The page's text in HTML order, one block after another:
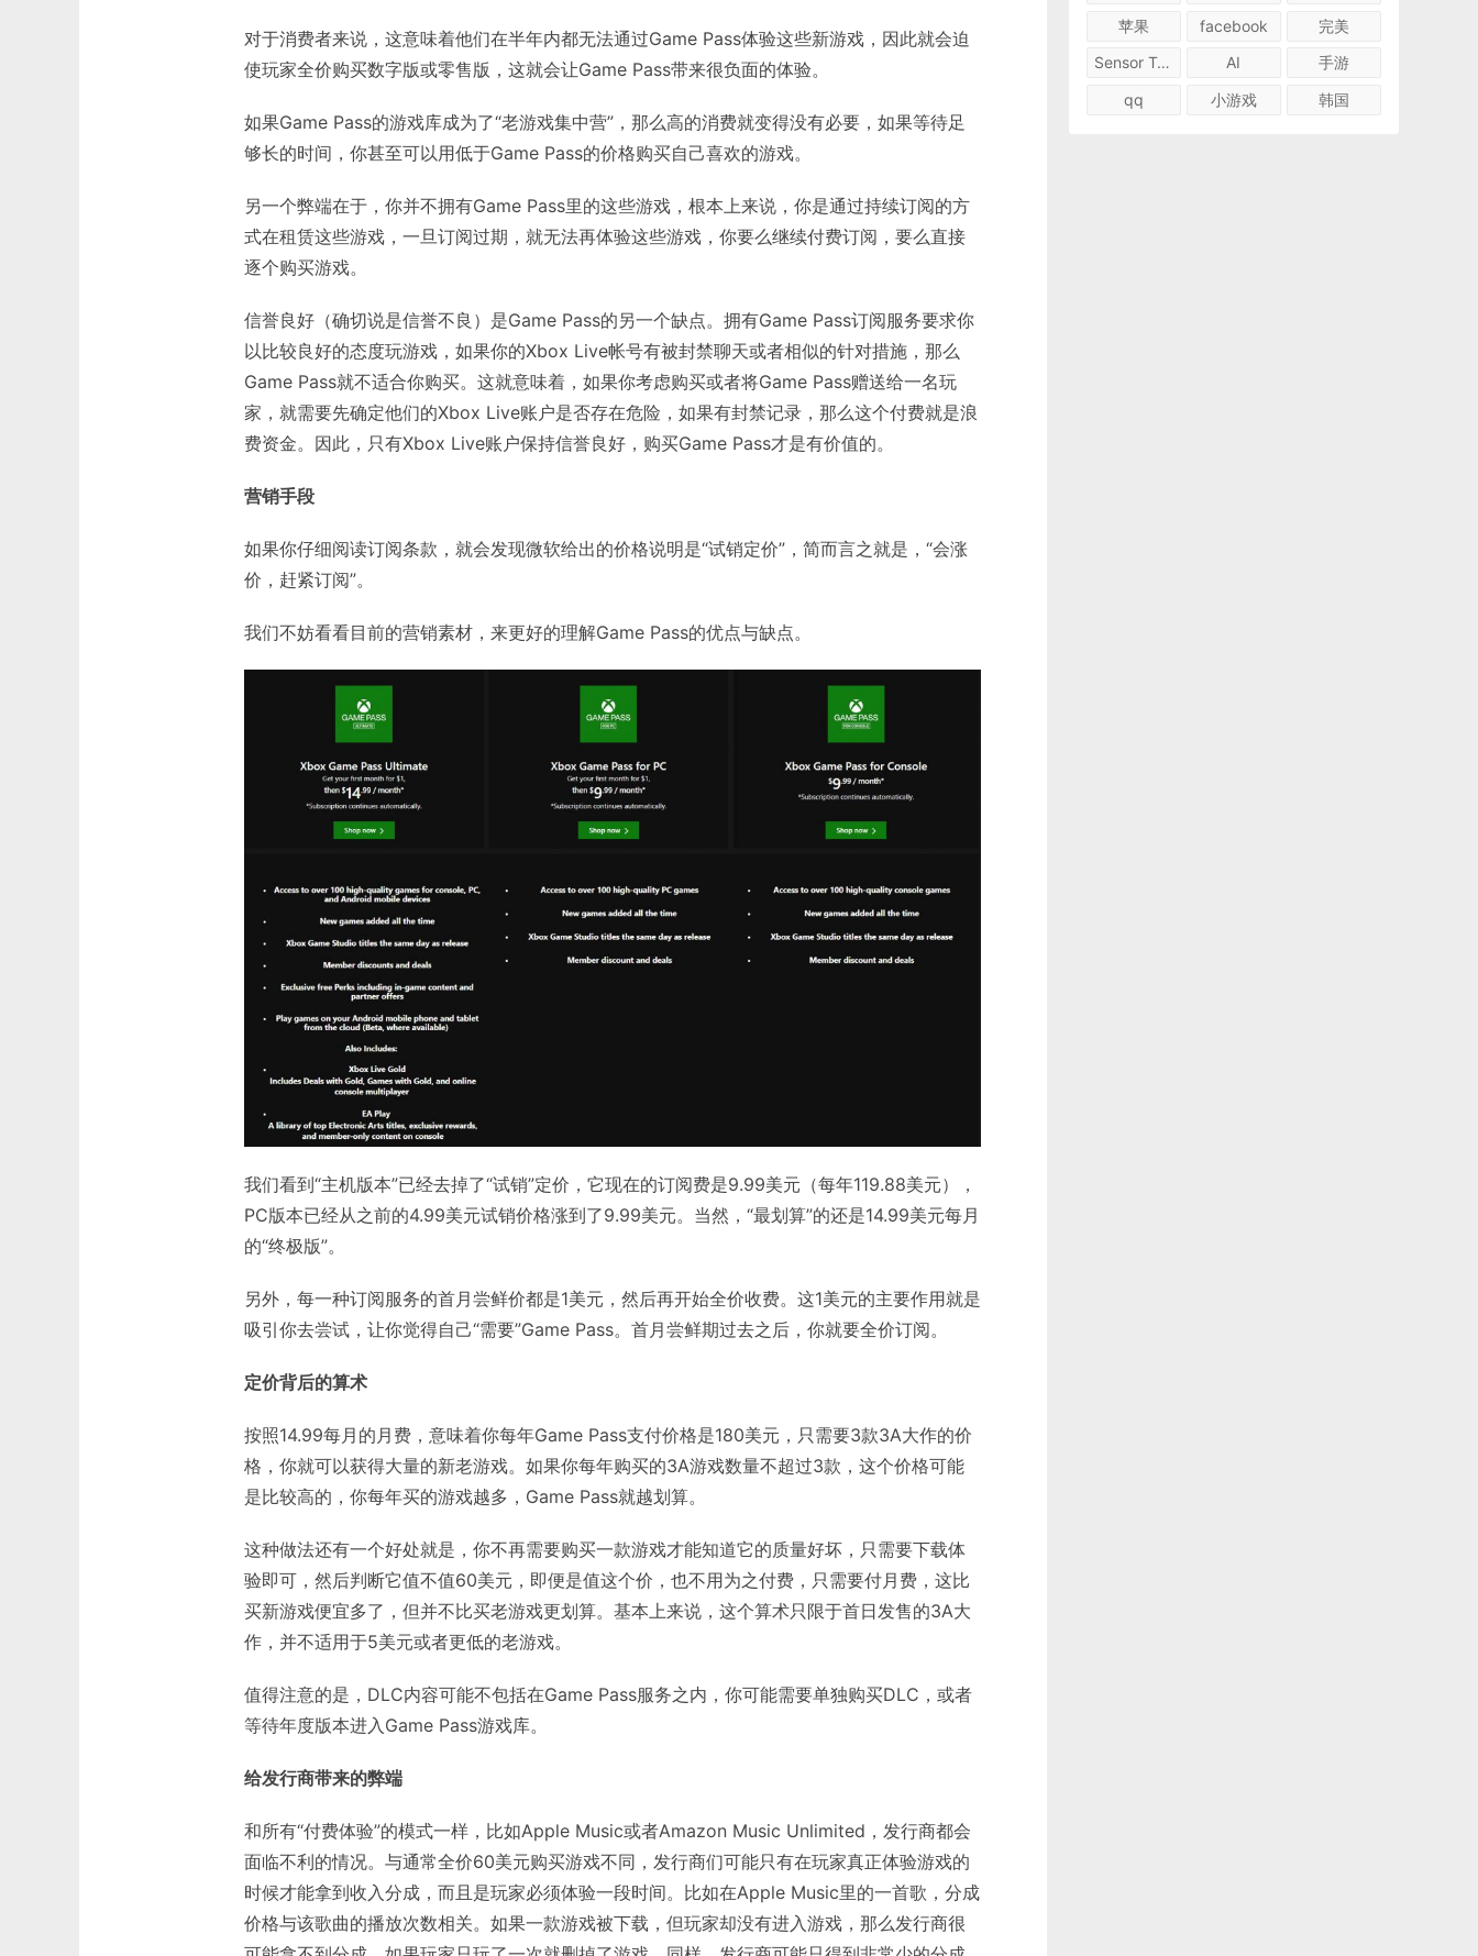
对于消费者来说，这意味着他们在半年内都无法通过Game Pass体验这些新游戏，因此就会迫
使玩家全价购买数字版或零售版，这就会让Game Pass带来很负面的体验。
如果Game Pass的游戏库成为了“老游戏集中营”，那么高的消费就变得没有必要，如果等待足
够长的时间，你甚至可以用低于Game Pass的价格购买自己喜欢的游戏。
另一个弊端在于，你并不拥有Game Pass里的这些游戏，根本上来说，你是通过持续订阅的方
式在租赁这些游戏，一旦订阅过期，就无法再体验这些游戏，你要么继续付费订阅，要么直接
逐个购买游戏。
信誉良好（确切说是信誉不良）是Game Pass的另一个缺点。拥有Game Pass订阅服务要求你
以比较良好的态度玩游戏，如果你的Xbox Live帐号有被封禁聊天或者相似的针对措施，那么
Game Pass就不适合你购买。这就意味着，如果你考虑购买或者将Game Pass赠送给一名玩
家，就需要先确定他们的Xbox Live账户是否存在危险，如果有封禁记录，那么这个付费就是浪
费资金。因此，只有Xbox Live账户保持信誉良好，购买Game Pass才是有价值的。
营销手段
如果你仔细阅读订阅条款，就会发现微软给出的价格说明是“试销定价”，简而言之就是，“会涨
价，赶紧订阅”。
我们不妨看看目前的营销素材，来更好的理解Game Pass的优点与缺点。
我们看到“主机版本”已经去掉了“试销”定价，它现在的订阅费是9.99美元（每年119.88美元），
PC版本已经从之前的4.99美元试销价格涨到了9.99美元。当然，“最划算”的还是14.99美元每月
的“终极版”。
另外，每一种订阅服务的首月尝鲜价都是1美元，然后再开始全价收费。这1美元的主要作用就是
吸引你去尝试，让你觉得自己“需要”Game Pass。首月尝鲜期过去之后，你就要全价订阅。
定价背后的算术
按照14.99每月的月费，意味着你每年Game Pass支付价格是180美元，只需要3款3A大作的价
格，你就可以获得大量的新老游戏。如果你每年购买的3A游戏数量不超过3款，这个价格可能
是比较高的，你每年买的游戏越多，Game Pass就越划算。
这种做法还有一个好处就是，你不再需要购买一款游戏才能知道它的质量好坏，只需要下载体
验即可，然后判断它值不值60美元，即便是值这个价，也不用为之付费，只需要付月费，这比
买新游戏便宜多了，但并不比买老游戏更划算。基本上来说，这个算术只限于首日发售的3A大
作，并不适用于5美元或者更低的老游戏。
值得注意的是，DLC内容可能不包括在Game Pass服务之内，你可能需要单独购买DLC，或者
等待年度版本进入Game Pass游戏库。
给发行商带来的弊端
和所有“付费体验”的模式一样，比如Apple Music或者Amazon Music Unlimited，发行商都会
面临不利的情况。与通常全价60美元购买游戏不同，发行商们可能只有在玩家真正体验游戏的
时候才能拿到收入分成，而且是玩家必须体验一段时间。比如在Apple Music里的一首歌，分成
价格与该歌曲的播放次数相关。如果一款游戏被下载，但玩家却没有进入游戏，那么发行商很
苹果
facebook
完美
Sensor Tower
AI
手游
qq
小游戏 韩国